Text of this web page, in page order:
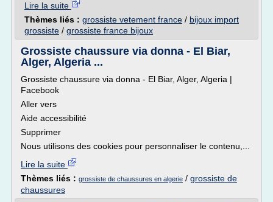
Lire la suite
Thèmes liés : grossiste vetement france / bijoux import
grossiste / grossiste france bijoux
Grossiste chaussure via donna - El Biar,
Alger, Algeria ...
Grossiste chaussure via donna - El Biar, Alger, Algeria |
Facebook
Aller vers
Aide accessibilité
Supprimer
Nous utilisons des cookies pour personnaliser le contenu,...
Lire la suite
Thèmes liés : grossiste de chaussures en algerie / grossiste de
chaussures